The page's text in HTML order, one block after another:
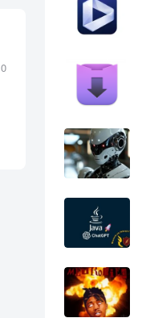
0